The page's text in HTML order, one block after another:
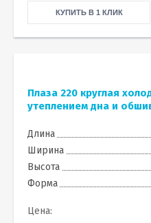
КУПИТЬ В 1 КЛИК
Плаза 220 круглая
утеплением дна и
Длина
Ширина
Высота
Форма
Цена: